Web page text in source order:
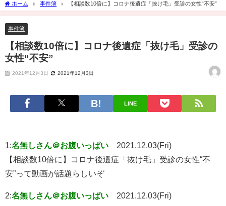
ホーム 事件簿 【相談数10倍に】コロナ後遺症「抜け毛」受診の女性“不安”
事件簿
【相談数10倍に】コロナ後遺症「抜け毛」受診の
女性“不安”
2021年12月3日 2021年12月3日
LINE
1:名無しさん＠お腹いっぱい
2021.12.03(Fri)
【相談数10倍に】コロナ後遺症「抜け毛」受診の女性“不
安”って動画が話題らしいぞ
2:名無しさん＠お腹いっぱい 2021.12.03(Fri)